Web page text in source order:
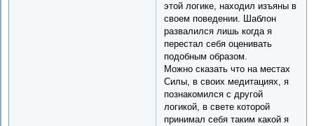
этой логике, находил изъяны в
своем поведении. Шаблон
развалился лишь когда я
перестал себя оценивать
подобным образом.
Можно сказать что на местах
Силы, в своих медитациях, я
познакомился с другой
логикой, в свете которой
принимал себя таким какой я